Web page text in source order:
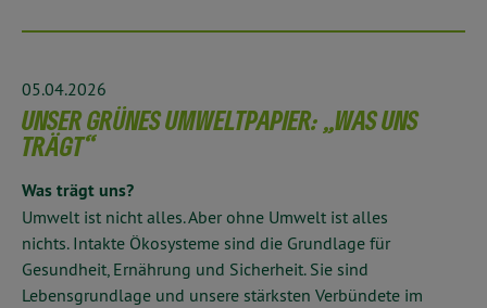
05.04.2026
UNSER GRÜNES UMWELTPAPIER: „WAS UNS
TRÄGT“
Was trägt uns?
Umwelt ist nicht alles. Aber ohne Umwelt ist alles
nichts. Intakte Ökosysteme sind die Grundlage für
Gesundheit, Ernährung und Sicherheit. Sie sind
Lebensgrundlage und unsere stärksten Verbündete im